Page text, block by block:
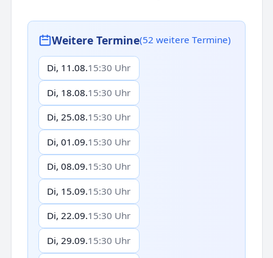
Weitere Termine(52 weitere Termine)
Di, 11.08.15:30 Uhr
Di, 18.08.15:30 Uhr
Di, 25.08.15:30 Uhr
Di, 01.09.15:30 Uhr
Di, 08.09.15:30 Uhr
Di, 15.09.15:30 Uhr
Di, 22.09.15:30 Uhr
Di, 29.09.15:30 Uhr